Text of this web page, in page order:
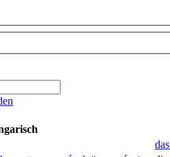
das